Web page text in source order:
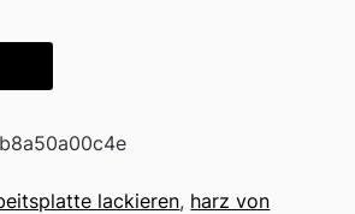
lackieren, harz von